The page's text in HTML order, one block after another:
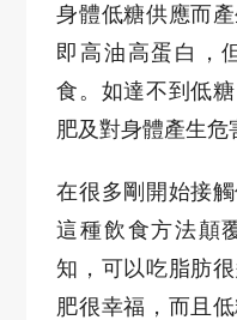
身體低糖供應而
即高油高蛋白，
食。如達不到低
肥及對身體產生危
在很多剛開始接
這種飲食方法顛
知，可以吃脂肪
肥很幸福，而且